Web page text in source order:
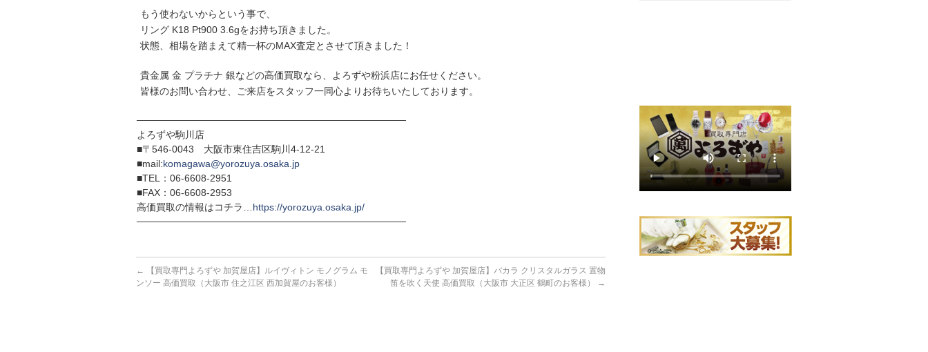
もう使わないからという事で、
リング K18 Pt900 3.6gをお持ち頂きました。
状態、相場を踏まえて精一杯のMAX査定とさせて頂きました！
貴金属 金 プラチナ 銀などの高価買取なら、よろずや粉浜店にお任せください。
皆様のお問い合わせ、ご来店をスタッフ一同心よりお待ちいたしております。
───────────────────────────────────────
よろずや駒川店
■〒546-0043 大阪市東住吉区駒川4-12-21
■mail:komagawa@yorozuya.osaka.jp
■TEL：06-6608-2951
■FAX：06-6608-2953
高価買取の情報はコチラ… https://yorozuya.osaka.jp/
───────────────────────────────────────
←
【買取専門よろずや 加賀屋店】ルイヴィトン モノグラム モ
ンソー 高価買取（大阪市 住之江区 西加賀屋のお客様）
【買取専門よろずや 加賀屋店】バカラ クリスタルガラス 置物
笛を吹く天使 高価買取（大阪市 大正区 鶴町のお客様）
→